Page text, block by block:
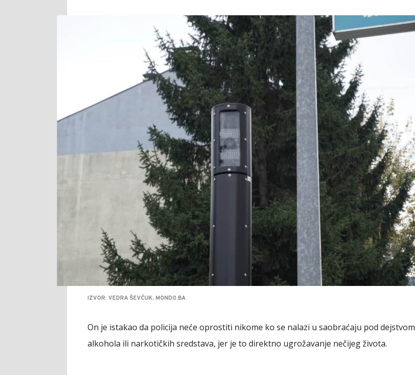
IZVOR: VEDRA ŠEVČUK, MONDO.BA
On je istakao da policija neće oprostiti nikome ko se nalazi u saobraćaju pod dejstvom
alkohola ili narkotičkih sredstava, jer je to direktno ugrožavanje nečijeg života.